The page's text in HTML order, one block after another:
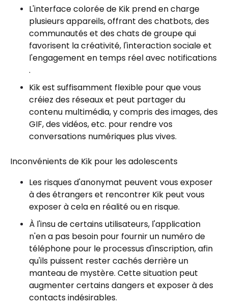
L'interface colorée de Kik prend en charge
plusieurs appareils, offrant des chatbots, des
communautés et des chats de groupe qui
favorisent la créativité, l'interaction sociale et
l'engagement en temps réel avec notifications
.
Kik est suffisamment flexible pour que vous
créiez des réseaux et peut partager du
contenu multimédia, y compris des images, des
GIF, des vidéos, etc. pour rendre vos
conversations numériques plus vives.
Inconvénients de Kik pour les adolescents
Les risques d'anonymat peuvent vous exposer
à des étrangers et rencontrer Kik peut vous
exposer à cela en réalité ou en risque.
À l'insu de certains utilisateurs, l'application
n'en a pas besoin pour fournir un numéro de
téléphone pour le processus d'inscription, afin
qu'ils puissent rester cachés derrière un
manteau de mystère. Cette situation peut
augmenter certains dangers et exposer à des
contacts indésirables.